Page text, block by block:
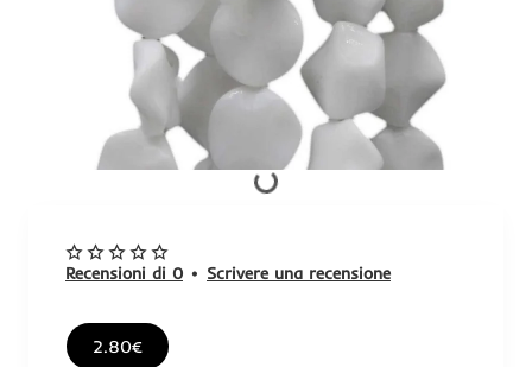
Recensioni di 0 • Scrivere una recensione
2.80€